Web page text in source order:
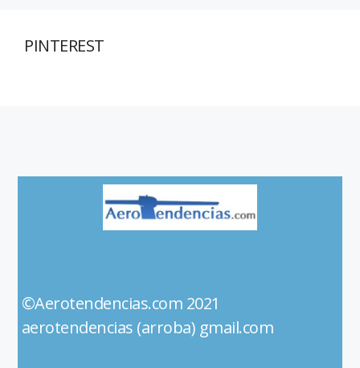
PINTEREST
©Aerotendencias.com 2021
aerotendencias (arroba) gmail.com